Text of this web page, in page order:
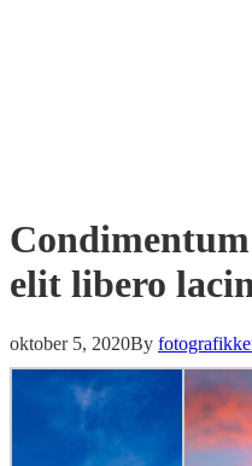
elit libero
oktober 5, 2020By